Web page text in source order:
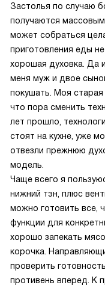
Застолья по случаю
получаются
может собраться
приготовления еды
хорошая духовка. Да
меня муж и двое
покушать. Моя
что пора сменить
лет прошло,
стоят на кухне, уже
отвезли прежнюю
модель.
Чаще всего я
нижний тэн, плюс
можно готовить все,
функции для
хорошо запекать
корочка.
проверить
противень вперед. К